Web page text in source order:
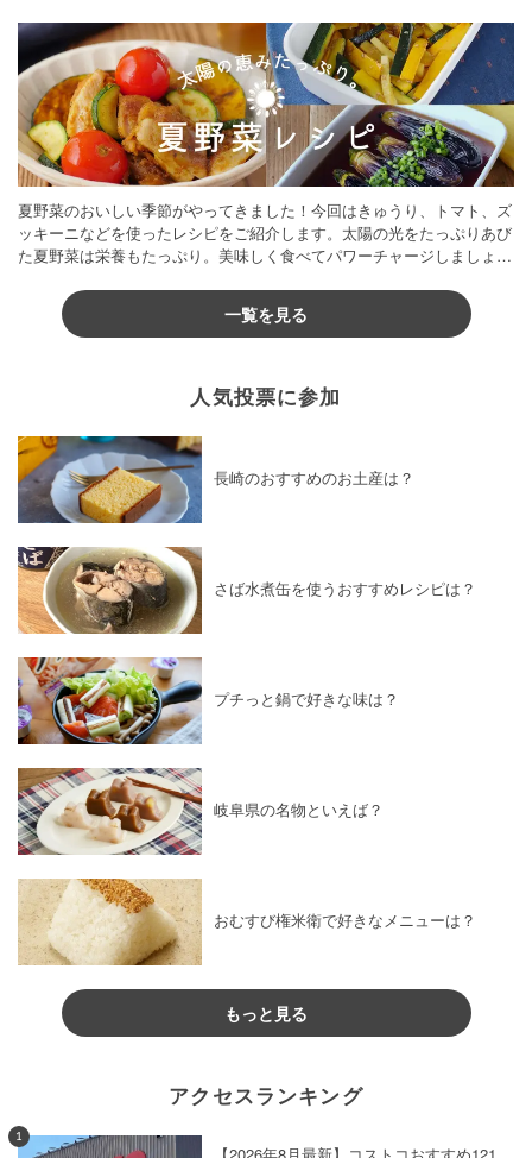
夏野菜のおいしい季節がやってきました！今回はきゅうり、トマト、ズ
ッキーニなどを使ったレシピをご紹介します。太陽の光をたっぷりあび
た夏野菜は栄養もたっぷり。美味しく食べてパワーチャージしましょう
一覧を見る
人気投票に参加
長崎のおすすめのお土産は？
さば水煮缶を使うおすすめレシピは？
プチっと鍋で好きな味は？
岐阜県の名物といえば？
おむすび権米衛で好きなメニューは？
もっと見る
アクセスランキング
1